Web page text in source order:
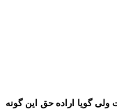
گویا اراده حق این گونه